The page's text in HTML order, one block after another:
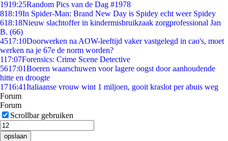
1919:25Random Pics van de Dag #1978
818:19In Spider-Man: Brand New Day is Spidey echt weer Spidey
618:18Nieuw slachtoffer in kindermisbruikzaak zorgprofessional Jan
B. (66)
4517:10Doorwerken na AOW-leeftijd vaker vastgelegd in cao's, moet
werken na je 67e de norm worden?
117:07Forensics: Crime Scene Detective
5617:01Boeren waarschuwen voor lagere oogst door aanhoudende
hitte en droogte
1716:41Italiaanse vrouw wint 1 miljoen, gooit kraslot per abuis weg
Forum
Forum
Scrollbar gebruiken
opslaan